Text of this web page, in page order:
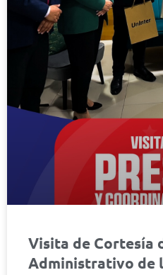
Visita de Cortesía
Administrativo de